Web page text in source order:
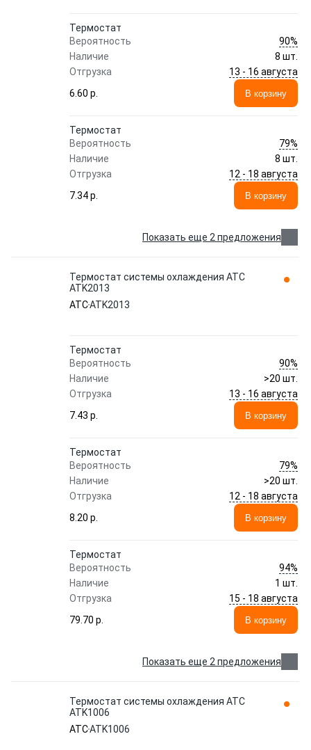
Термостат
Вероятность
90%
Наличие
8 шт.
Отгрузка
13 - 16 августа
6.60 p.
В корзину
Термостат
Вероятность
79%
Наличие
8 шт.
Отгрузка
12 - 18 августа
7.34 p.
В корзину
Показать еще 2 предложения
Термостат системы охлаждения ATC
ATK2013
ATCATK2013
Термостат
Вероятность
90%
Наличие
>20 шт.
Отгрузка
13 - 16 августа
7.43 p.
В корзину
Термостат
Вероятность
79%
Наличие
>20 шт.
Отгрузка
12 - 18 августа
8.20 p.
В корзину
Термостат
Вероятность
94%
Наличие
1 шт.
Отгрузка
15 - 18 августа
79.70 p.
В корзину
Показать еще 2 предложения
Термостат системы охлаждения ATC
ATK1006
ATCATK1006